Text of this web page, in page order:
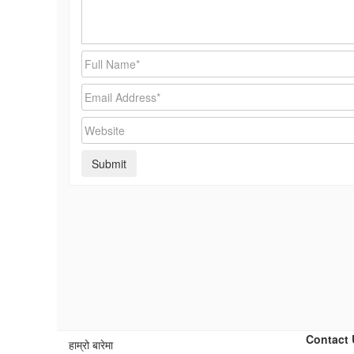
हाम्रो बारेमा Contact